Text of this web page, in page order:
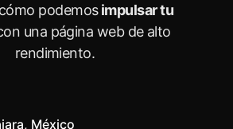
podemosimpulsar tu
una página web de alto
rendimiento.
México